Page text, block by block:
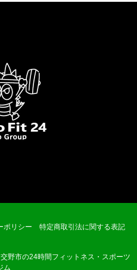
ポリシー 特定商取引法に関する表記
野市の24時間フィットネス・スポーツ
ム